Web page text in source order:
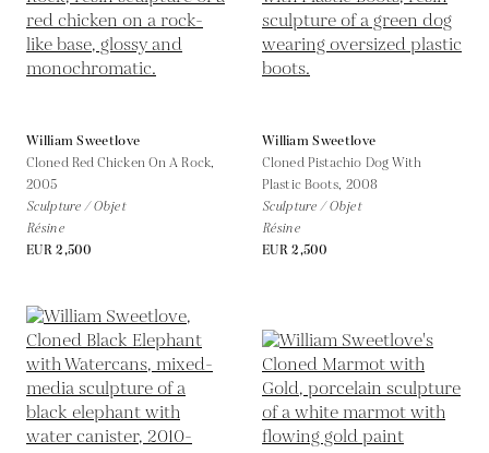
William Sweetlove
Cloned Red Chicken On A Rock,
2005
Sculpture / Objet
Résine
EUR 2,500
William Sweetlove
Cloned Pistachio Dog With
Plastic Boots, 2008
Sculpture / Objet
Résine
EUR 2,500